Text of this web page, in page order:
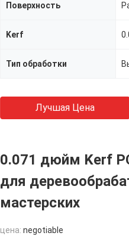
Поверхность
Kerf
Тип обработки
Лучшая Цена
0.071 дюйм Kerf
для
мастерских
цена: negotiable